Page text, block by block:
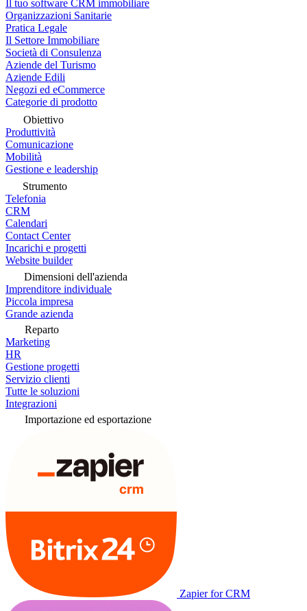
Il tuo software CRM immobiliare
Organizzazioni Sanitarie
Pratica Legale
Il Settore Immobiliare
Società di Consulenza
Aziende del Turismo
Aziende Edili
Negozi ed eCommerce
Categorie di prodotto
Obiettivo
Produttività
Comunicazione
Mobilità
Gestione e leadership
Strumento
Telefonia
CRM
Calendari
Contact Center
Incarichi e progetti
Website builder
Dimensioni dell'azienda
Imprenditore individuale
Piccola impresa
Grande azienda
Reparto
Marketing
HR
Gestione progetti
Servizio clienti
Tutte le soluzioni
Integrazioni
Importazione ed esportazione
Zapier for CRM